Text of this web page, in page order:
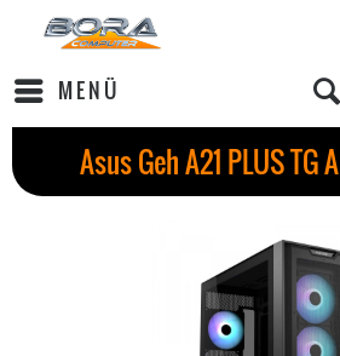
MENÜ
Asus Geh A21 PLUS TG